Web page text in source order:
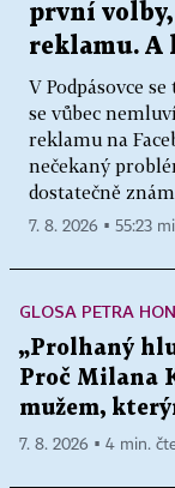
první
reklamu. A
V Podpásovce
se vůbec
reklamu na
nečekaný
dostatečně
7. 8. 2026 ▪ 55:23
GLOSA PETRA
„Prolhaný
Proč Milana
mužem,
7. 8. 2026 ▪ 4 min.